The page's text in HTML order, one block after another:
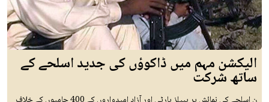
الیکشن مہم میں ڈاکوؤں کی جدید اسلحے کے
ساتھ شرکت